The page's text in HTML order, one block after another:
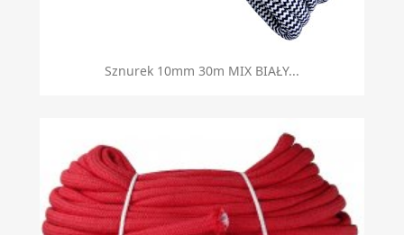
Sznurek 10mm 30m MIX BIAŁY...